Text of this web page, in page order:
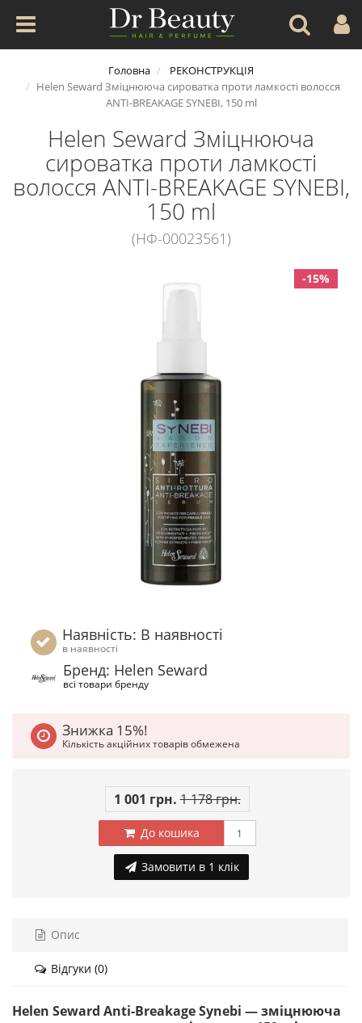
Головна
РЕКОНСТРУКЦІЯ
Helen Seward Зміцнююча сироватка проти ламкості волосся
ANTI-BREAKAGE SYNEBI, 150 ml
Helen Seward Зміцнююча
сироватка проти ламкості
волосся ANTI-BREAKAGE SYNEBI,
150 ml
(НФ-00023561)
-15%
Наявність: В наявності
в наявності
Бренд: Helen Seward
всі товари бренду
Знижка 15%!
Кількість акційних товарів обмежена
1 001 грн. 1 178 грн.
До кошика
Замовити в 1 клік
Опис
Відгуки (0)
Helen Seward Anti-Breakage Synebi — зміцнююча